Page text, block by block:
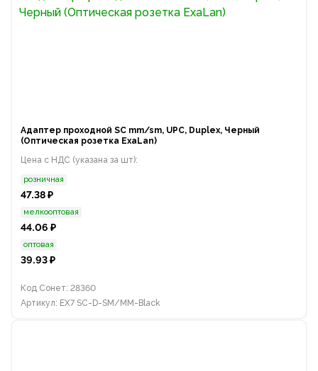
Адаптер проходной SC mm/sm, UPC, Duplex, Черный
(Оптическая розетка ExaLan)
Цена с НДС (указана за шт):
розничная
47.38 ₽
мелкооптовая
44.06 ₽
оптовая
39.93 ₽
Код Сонет: 28360
Артикул: EX7 SC-D-SM/MM-Black